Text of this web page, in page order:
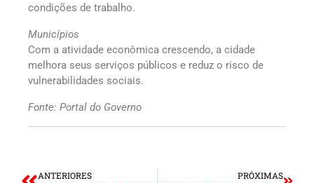
condições de trabalho.
Municípios
Com a atividade econômica crescendo, a cidade
melhora seus serviços públicos e reduz o risco de
vulnerabilidades sociais.
Fonte: Portal do Governo
ANTERIORES PRÓXIMAS